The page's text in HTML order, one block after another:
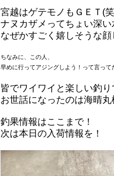
宮越はゲテモノもＧＥＴ(
ナヌカザメってちょい深い
なぜかすごく嬉しそうな
ちなみに、この人、
早めに行ってアジングしよう！って言っ
皆でワイワイと楽しい釣り
お世話になったのは海晴
釣果情報はここまで！
次は本日の入荷情報を！